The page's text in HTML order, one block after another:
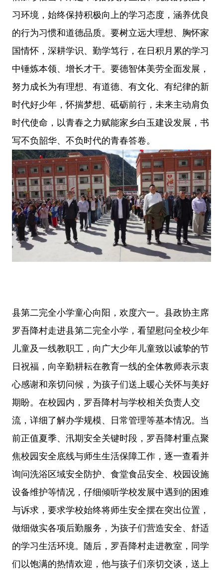
习环境，始终保持积极向上的学习态度，涵养优良
的行为习惯和道德品质。要树立远大理想、胸怀家
国情怀，深耕学识、勤学笃行，在日积月累的学习
中锤炼本领、增长才干。要德智体美劳全面发展，
努力成长为有理想、有道德、有文化、有纪律的新
时代好少年，怀揣梦想、砥砺前行，未来主动肩负
时代使命，以青春之力赋能家乡白玉建设发展，书
写不负韶华、不负时代的青春答卷。
县第二完全小学童心向阳，欢度六一。县政协主席
罗吾降村走进县第二完全小学，看望慰问全校少年
儿童及一线教职工，向广大少年儿童致以诚挚的节
日祝福，向辛勤耕耘在教育一线的全体教师表示衷
心感谢和亲切问候，为孩子们送上暖心关怀与美好
期盼。在校园内，罗吾降村与学校相关负责人交
流，详细了解办学规模、日常管理等基本情况。当
前正值夏季、汛期安全关键时段，罗吾降村重点聚
焦校园安全底线与师生生活保障工作，逐一查看并
询问洗浴区域安全防护、食堂食品安全、校园设施
设备维护等情况，仔细倾听学校发展中遇到的困难
与诉求，要求学校始终将师生安全摆在突出位置，
做细做实各项后勤服务，为孩子们营造安全、舒适
的学习生活环境。随后，罗吾降村走进教室，同学
们以饱满的热情欢迎，他与孩子们亲切交谈，送上